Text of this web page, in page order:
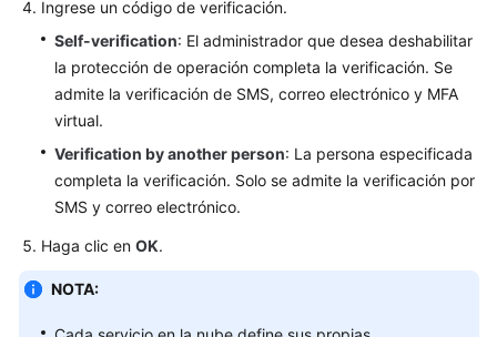
Ingrese un código de verificación.
Self-verification: El administrador que desea deshabilitar
la protección de operación completa la verificación. Se
admite la verificación de SMS, correo electrónico y MFA
virtual.
Verification by another person: La persona especificada
completa la verificación. Solo se admite la verificación por
SMS y correo electrónico.
Haga clic en OK.
NOTA: